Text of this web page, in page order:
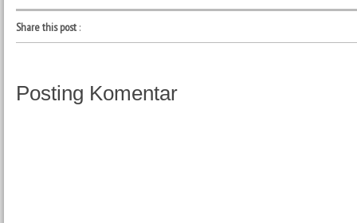
Share this post:
Posting Komentar